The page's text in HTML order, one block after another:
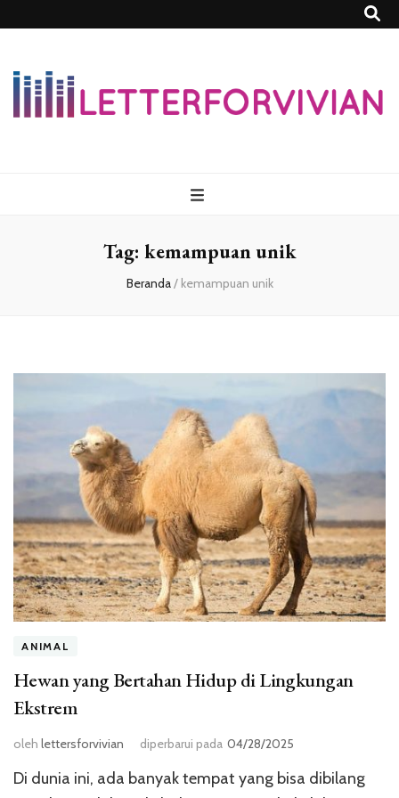
Tag: kemampuan unik
Beranda/ kemampuan unik
ANIMAL
Hewan yang Bertahan Hidup di Lingkungan
Ekstrem
oleh lettersforvivian diperbarui pada 04/28/2025
Di dunia ini, ada banyak tempat yang bisa dibilang